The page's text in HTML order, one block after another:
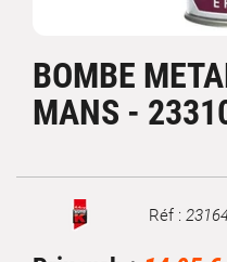
BOMBE
MANS -
Marque Réf :